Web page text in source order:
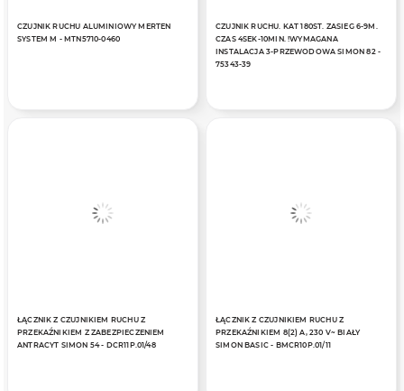
CZUJNIK RUCHU ALUMINIOWY MERTEN
SYSTEM M - MTN5710-0460
CZUJNIK RUCHU. KAT 180ST. ZASIEG 6-9M.
CZAS 4SEK-10MIN. !WYMAGANA
INSTALACJA 3-PRZEWODOWA SIMON 82 -
75343-39
ŁĄCZNIK Z CZUJNIKIEM RUCHU Z
PRZEKAŹNIKIEM Z ZABEZPIECZENIEM
ANTRACYT SIMON 54 - DCR11P.01/48
ŁĄCZNIK Z CZUJNIKIEM RUCHU Z
PRZEKAŹNIKIEM 8(2) A, 230 V~ BIAŁY
SIMON BASIC - BMCR10P.01/11